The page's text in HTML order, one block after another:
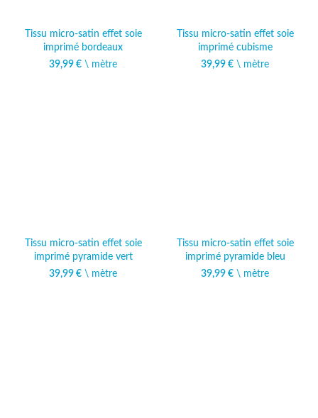
Tissu micro-satin effet soie
imprimé bordeaux
39,99 € \ mètre
Tissu micro-satin effet soie
imprimé cubisme
39,99 € \ mètre
Tissu micro-satin effet soie
imprimé pyramide vert
39,99 € \ mètre
Tissu micro-satin effet soie
imprimé pyramide bleu
39,99 € \ mètre